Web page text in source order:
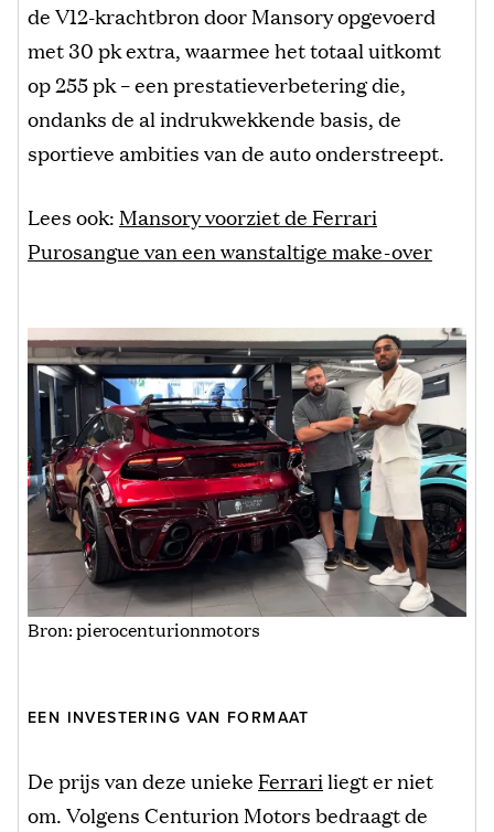
de V12-krachtbron door Mansory opgevoerd
met 30 pk extra, waarmee het totaal uitkomt
op 255 pk – een prestatieverbetering die,
ondanks de al indrukwekkende basis, de
sportieve ambities van de auto onderstreept.
Lees ook:Mansory voorziet de Ferrari
Purosangue van een wanstaltige make-over
Bron: pierocenturionmotors
EEN INVESTERING VAN FORMAAT
De prijs van deze unieke Ferrariliegt er niet
om. Volgens Centurion Motors bedraagt de